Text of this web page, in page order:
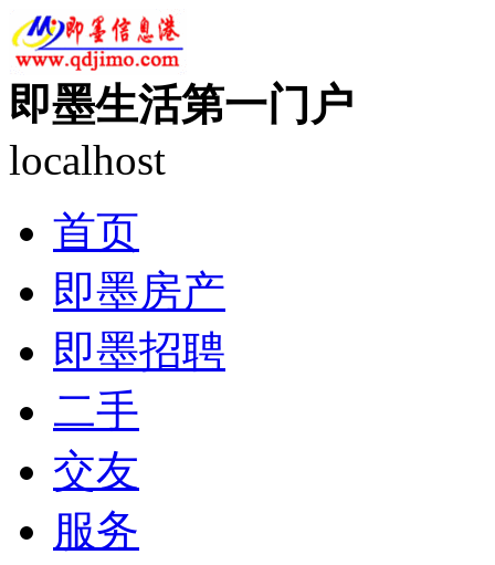
即墨生活第一门户
localhost
首页
即墨房产
即墨招聘
二手
交友
服务